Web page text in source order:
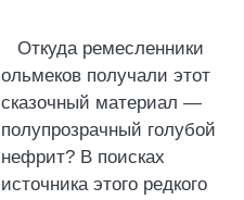
Откуда ремесленники
ольмеков получали этот
сказочный материал —
полупрозрачный голубой
нефрит? В поисках
источника этого редкого